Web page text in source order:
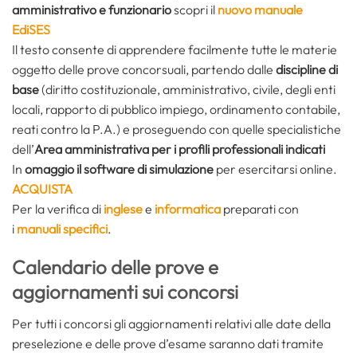
amministrativo e funzionarioscopri il nuovo manuale
EdiSES
Il testo consente di apprendere facilmente tutte le materie
oggetto delle prove concorsuali, partendo dalle discipline di
base(diritto costituzionale, amministrativo, civile, degli enti
locali, rapporto di pubblico impiego, ordinamento contabile,
reati contro la P.A.) e proseguendo con quelle specialistiche
dell’Area amministrativa per i profili professionali indicati
In omaggio il software di simulazione per esercitarsi online.
ACQUISTA
Per la verifica di inglesee informatica preparati con
i manuali specifici.
Calendario delle prove e
aggiornamenti sui concorsi
Per tutti i concorsi gli aggiornamenti relativi alle date della
preselezione e delle prove d’esame saranno dati tramite